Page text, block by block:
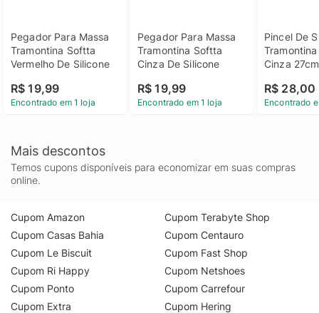
Pegador Para Massa
Tramontina Softta
Vermelho De Silicone
R$ 19,99
Encontrado em 1 loja
Pegador Para Massa
Tramontina Softta
Cinza De Silicone
R$ 19,99
Encontrado em 1 loja
Pincel De
Cinza 27cm
R$ 28,00
Encontrado
Mais descontos
Temos cupons disponíveis para economizar em suas compras
online.
Cupom Amazon
Cupom Casas Bahia
Cupom Le Biscuit
Cupom Ri Happy
Cupom Ponto
Cupom Extra
Cupom Terabyte Shop
Cupom Centauro
Cupom Fast Shop
Cupom Netshoes
Cupom Carrefour
Cupom Hering